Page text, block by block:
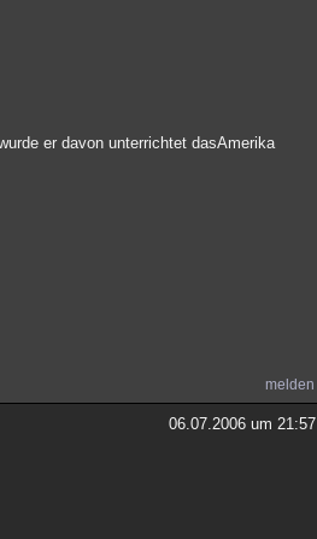
er davon unterrichtet dasAmerika
melden
06.07.2006 um 21:57